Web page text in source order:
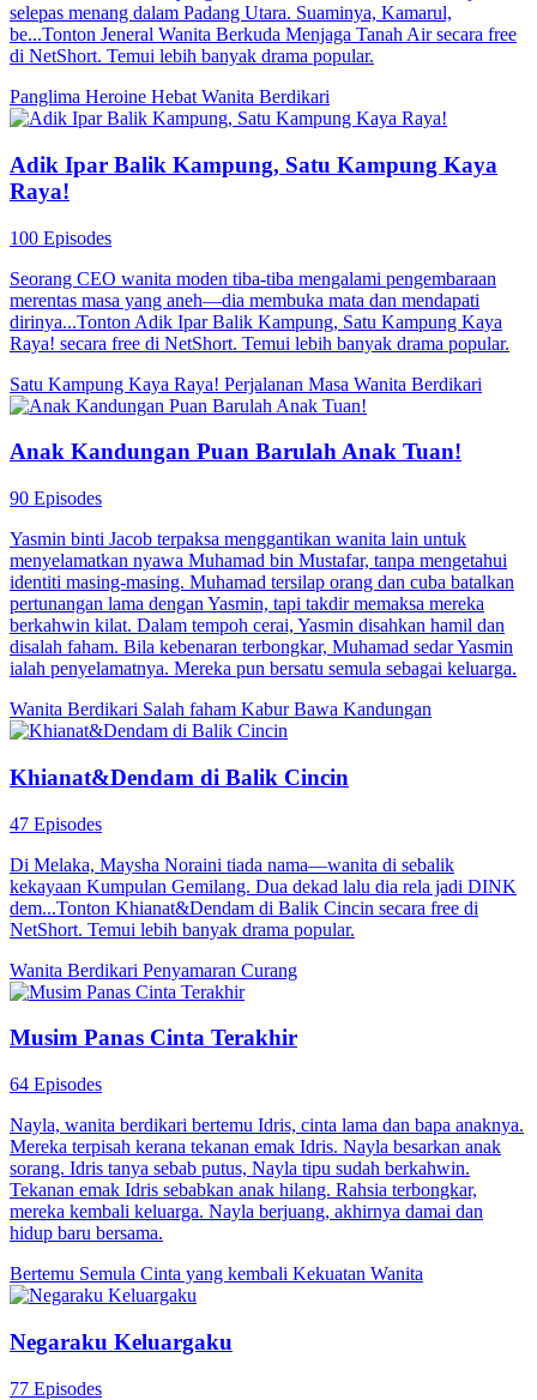
selepas menang dalam Padang Utara. Suaminya, Kamarul,
be...Tonton Jeneral Wanita Berkuda Menjaga Tanah Air secara free
di NetShort. Temui lebih banyak drama popular.
Panglima Heroine Hebat Wanita Berdikari
Adik Ipar Balik Kampung, Satu Kampung Kaya
Raya!
100 Episodes
Seorang CEO wanita moden tiba-tiba mengalami pengembaraan
merentas masa yang aneh—dia membuka mata dan mendapati
dirinya...Tonton Adik Ipar Balik Kampung, Satu Kampung Kaya
Raya! secara free di NetShort. Temui lebih banyak drama popular.
Satu Kampung Kaya Raya! Perjalanan Masa Wanita Berdikari
Anak Kandungan Puan Barulah Anak Tuan!
90 Episodes
Yasmin binti Jacob terpaksa menggantikan wanita lain untuk
menyelamatkan nyawa Muhamad bin Mustafar, tanpa mengetahui
identiti masing-masing. Muhamad tersilap orang dan cuba batalkan
pertunangan lama dengan Yasmin, tapi takdir memaksa mereka
berkahwin kilat. Dalam tempoh cerai, Yasmin disahkan hamil dan
disalah faham. Bila kebenaran terbongkar, Muhamad sedar Yasmin
ialah penyelamatnya. Mereka pun bersatu semula sebagai keluarga.
Wanita Berdikari Salah faham Kabur Bawa Kandungan
Khianat&Dendam di Balik Cincin
47 Episodes
Di Melaka, Maysha Noraini tiada nama—wanita di sebalik
kekayaan Kumpulan Gemilang. Dua dekad lalu dia rela jadi DINK
dem...Tonton Khianat&Dendam di Balik Cincin secara free di
NetShort. Temui lebih banyak drama popular.
Wanita Berdikari Penyamaran Curang
Musim Panas Cinta Terakhir
64 Episodes
Nayla, wanita berdikari bertemu Idris, cinta lama dan bapa anaknya.
Mereka terpisah kerana tekanan emak Idris. Nayla besarkan anak
sorang. Idris tanya sebab putus, Nayla tipu sudah berkahwin.
Tekanan emak Idris sebabkan anak hilang. Rahsia terbongkar,
mereka kembali keluarga. Nayla berjuang, akhirnya damai dan
hidup baru bersama.
Bertemu Semula Cinta yang kembali Kekuatan Wanita
Negaraku Keluargaku
77 Episodes